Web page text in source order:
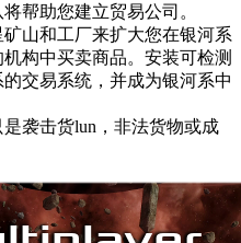
帮助您建立贸易公司。
山和工厂来扩大您在银河系
构中买卖商品。安装可检测
交易系统，并成为银河系中
袭击货lun，非法货物或成